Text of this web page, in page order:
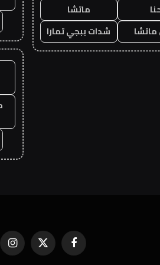
ماتشا
شدات ببجي تمارا
فيسبوك X
(Twitter)